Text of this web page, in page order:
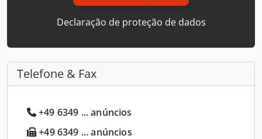
Declaração de proteção de dados
Telefone & Fax
+49 6349 ... anúncios
+49 6349 ... anúncios